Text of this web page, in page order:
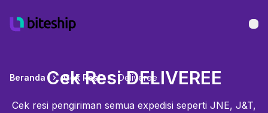
Beranda Cek Resi Deliveree
Cek Resi DELIVEREE
Cek resi pengiriman semua expedisi seperti JNE, J&T,